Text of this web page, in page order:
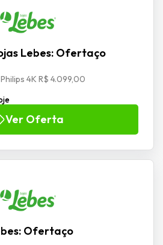
Lebes: Ofertaço
4K R$ 4.099,00
Ver Oferta
Ofertaço